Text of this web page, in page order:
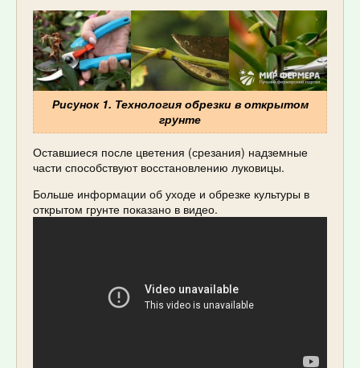
Рисунок 1. Технология обрезки в открытом
грунте
Оставшиеся после цветения (срезания) надземные
части способствуют восстановлению луковицы.
Больше информации об уходе и обрезке культуры в
открытом грунте показано в видео.